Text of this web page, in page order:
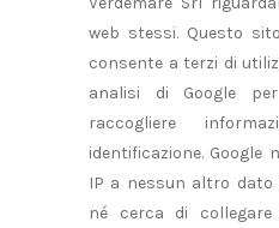
web stessi. Questo
consente a terzi di
analisi di Google
raccogliere
identificazione. Google
IP a nessun altro dato
né cerca di